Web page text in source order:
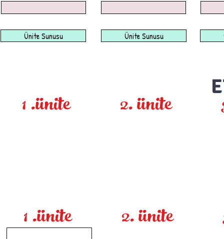
Ünite Sunusu Ünite Sunusu
1 .ünite 2. ünite
1 .ünite 2. ünite